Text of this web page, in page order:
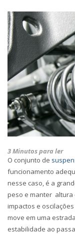
3 Minutos para ler
O conjunto de
funcionamento
nesse caso, é a
peso e manter altura
impactos e
move em uma
estabilidade ao